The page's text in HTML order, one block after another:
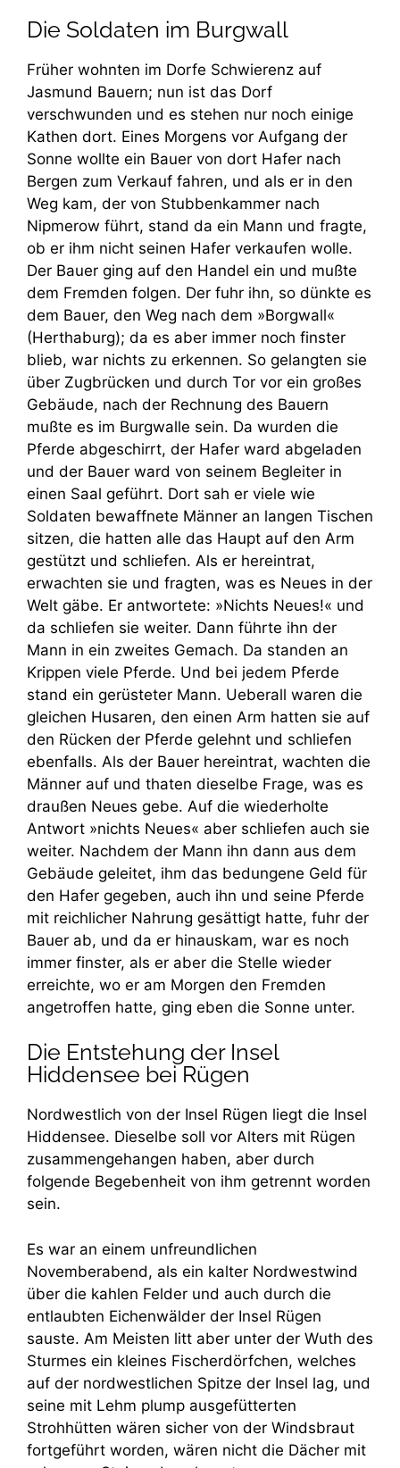
Die Soldaten im Burgwall
Früher wohnten im Dorfe Schwierenz auf
Jasmund Bauern; nun ist das Dorf
verschwunden und es stehen nur noch einige
Kathen dort. Eines Morgens vor Aufgang der
Sonne wollte ein Bauer von dort Hafer nach
Bergen zum Verkauf fahren, und als er in den
Weg kam, der von Stubbenkammer nach
Nipmerow führt, stand da ein Mann und fragte,
ob er ihm nicht seinen Hafer verkaufen wolle.
Der Bauer ging auf den Handel ein und mußte
dem Fremden folgen. Der fuhr ihn, so dünkte es
dem Bauer, den Weg nach dem »Borgwall«
(Herthaburg); da es aber immer noch finster
blieb, war nichts zu erkennen. So gelangten sie
über Zugbrücken und durch Tor vor ein großes
Gebäude, nach der Rechnung des Bauern
mußte es im Burgwalle sein. Da wurden die
Pferde abgeschirrt, der Hafer ward abgeladen
und der Bauer ward von seinem Begleiter in
einen Saal geführt. Dort sah er viele wie
Soldaten bewaffnete Männer an langen Tischen
sitzen, die hatten alle das Haupt auf den Arm
gestützt und schliefen. Als er hereintrat,
erwachten sie und fragten, was es Neues in der
Welt gäbe. Er antwortete: »Nichts Neues!« und
da schliefen sie weiter. Dann führte ihn der
Mann in ein zweites Gemach. Da standen an
Krippen viele Pferde. Und bei jedem Pferde
stand ein gerüsteter Mann. Ueberall waren die
gleichen Husaren, den einen Arm hatten sie auf
den Rücken der Pferde gelehnt und schliefen
ebenfalls. Als der Bauer hereintrat, wachten die
Männer auf und thaten dieselbe Frage, was es
draußen Neues gebe. Auf die wiederholte
Antwort »nichts Neues« aber schliefen auch sie
weiter. Nachdem der Mann ihn dann aus dem
Gebäude geleitet, ihm das bedungene Geld für
den Hafer gegeben, auch ihn und seine Pferde
mit reichlicher Nahrung gesättigt hatte, fuhr der
Bauer ab, und da er hinauskam, war es noch
immer finster, als er aber die Stelle wieder
erreichte, wo er am Morgen den Fremden
angetroffen hatte, ging eben die Sonne unter.
Die Entstehung der Insel
Hiddensee bei Rügen
Nordwestlich von der Insel Rügen liegt die Insel
Hiddensee. Dieselbe soll vor Alters mit Rügen
zusammengehangen haben, aber durch
folgende Begebenheit von ihm getrennt worden
sein.
Es war an einem unfreundlichen
Novemberabend, als ein kalter Nordwestwind
über die kahlen Felder und auch durch die
entlaubten Eichenwälder der Insel Rügen
sauste. Am Meisten litt aber unter der Wuth des
Sturmes ein kleines Fischerdörfchen, welches
auf der nordwestlichen Spitze der Insel lag, und
seine mit Lehm plump ausgefütterten
Strohhütten wären sicher von der Windsbraut
fortgeführt worden, wären nicht die Dächer mit